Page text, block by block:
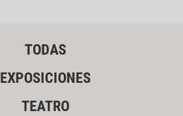
TODAS
EXPOSICIONES
TEATRO